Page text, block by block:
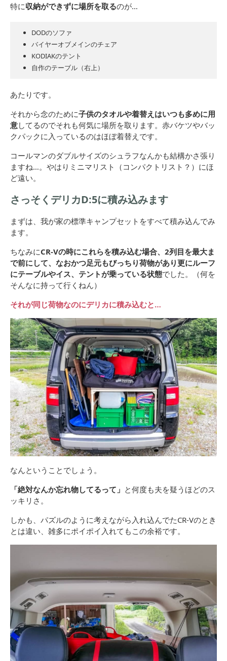
特に収納ができずに場所を取るのが…
DODのソファ
バイヤーオブメインのチェア
KODIAKのテント
自作のテーブル（右上）
あたりです。
それから念のために子供のタオルや着替えはいつも多めに用
意してるのでそれも何気に場所を取ります。赤バケツやバッ
クパックに入っているのはほぼ着替えです。
コールマンのダブルサイズのシュラフなんかも結構かさ張り
ますね…。やはりミニマリスト（コンパクトリスト？）にほ
ど遠い。
さっそくデリカD:5に積み込みます
まずは、我が家の標準キャンプセットをすべて積み込んでみ
ます。
ちなみにCR-Vの時にこれらを積み込む場合、2列目を最大ま
で前にして、なおかつ足元もびっちり荷物があり更にルーフ
にテーブルやイス、テントが乗っている状態でした。（何を
そんなに持って行くねん）
それが同じ荷物なのにデリカに積み込むと…
なんということでしょう。
「絶対なんか忘れ物してるって」 と何度も夫を疑うほどのス
ッキリさ。
しかも、パズルのように考えながら入れ込んでたCR-Vのとき
とは違い、雑多にポイポイ入れてもこの余裕です。